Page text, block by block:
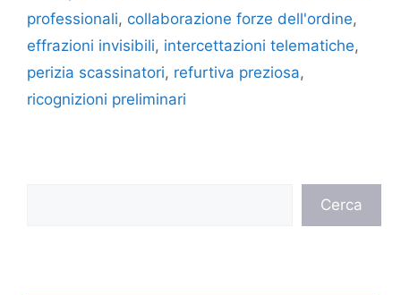
professionali, collaborazione forze dell'ordine,
effrazioni invisibili, intercettazioni telematiche,
perizia scassinatori, refurtiva preziosa,
ricognizioni preliminari
Cerca